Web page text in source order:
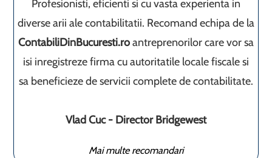
Profesionisti, eficienti si cu vasta experienta in
diverse arii ale contabilitatii. Recomand echipa de la
ContabiliDinBucuresti.roantreprenorilor care vor sa
isi inregistreze firma cu autoritatile locale fiscale si
sa beneficieze de servicii complete de contabilitate.
Vlad Cuc - Director Bridgewest
Mai multe recomandari